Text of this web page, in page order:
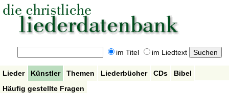
im Titel im Liedtext
Lieder Künstler Themen Liederbücher CDs
Bibel
Häufig gestellte Fragen